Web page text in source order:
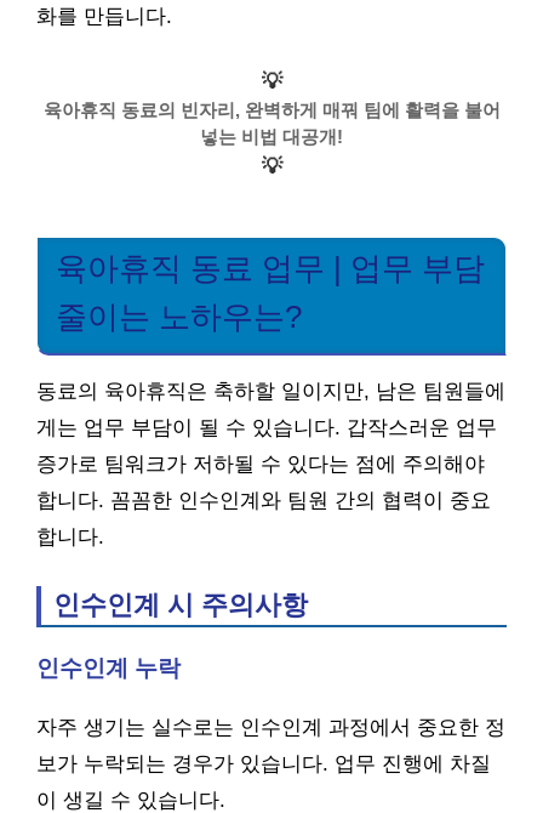
화를 만듭니다.
💡
육아휴직 동료의 빈자리, 완벽하게 매꿔 팀에 활력을 불어
넣는 비법 대공개!
💡
육아휴직 동료 업무 | 업무 부담
줄이는 노하우는?
동료의 육아휴직은 축하할 일이지만, 남은 팀원들에
게는 업무 부담이 될 수 있습니다. 갑작스러운 업무
증가로 팀워크가 저하될 수 있다는 점에 주의해야
합니다. 꼼꼼한 인수인계와 팀원 간의 협력이 중요
합니다.
인수인계 시 주의사항
인수인계 누락
자주 생기는 실수로는 인수인계 과정에서 중요한 정
보가 누락되는 경우가 있습니다. 업무 진행에 차질
이 생길 수 있습니다.